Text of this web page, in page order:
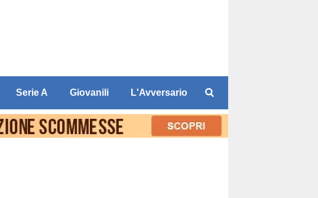
Serie A Giovanili L'Avversario